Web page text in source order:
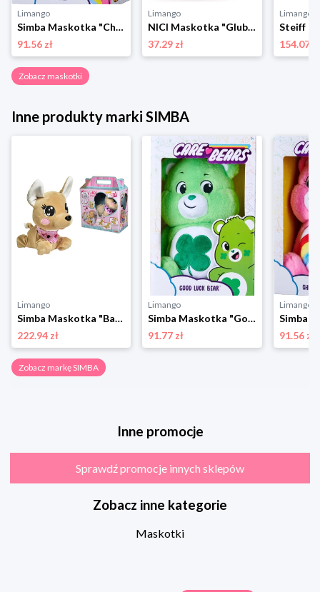
Limango
Simba Maskotka "Cheer Bear" - 0+ rozmiar: onesize
91.56 zł
Limango
NICI Maskotka "Glubschis - Unicorn Wubbi Wub" - 0+ rozmiar: onesize
37.29 zł
Limango
154.07 zł
Zobacz maskotki
Inne produkty marki SIMBA
Limango
Simba Maskotka "Baby Boo" - 3+ rozmiar: onesize
222.94 zł
Limango
Simba Maskotka "Good Luck Bear" - 0+ rozmiar: onesize
91.77 zł
Limango
91.56 zł
Zobacz markę SIMBA
Inne promocje
Sprawdź promocje innych sklepów
Zobacz inne kategorie
Maskotki